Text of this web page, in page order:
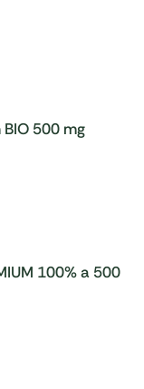
500 mg
– Hanoju
100% a 500